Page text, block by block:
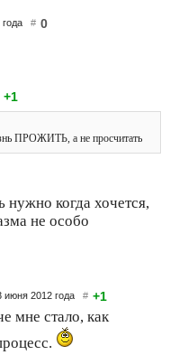
года # 0
+1
ПРОЖИТЬ, а не просчитать
нужно когда хочется,
не особо
июня 2012 года # +1
мне стало, как